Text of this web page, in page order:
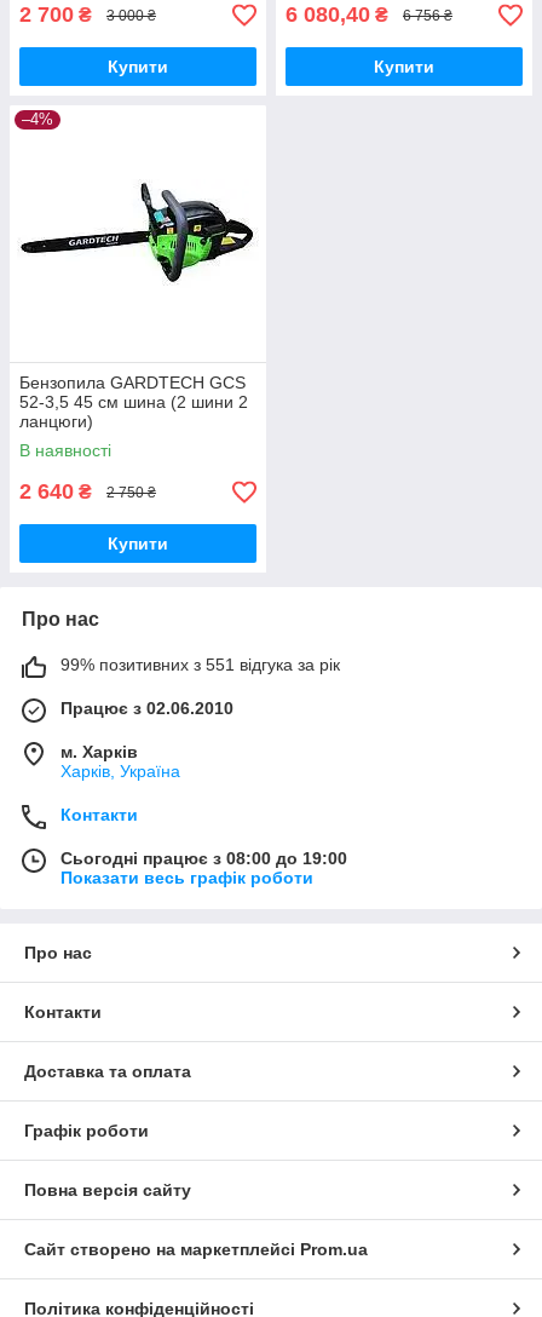
2 700 ₴ 3 000 ₴
Купити
6 080,40 ₴ 6 756 ₴
Купити
–4%
Бензопила GARDTECH GCS
52-3,5 45 см шина (2 шини 2
ланцюги)
В наявності
2 640 ₴ 2 750 ₴
Купити
Про нас
99% позитивних з 551 відгука за рік
Працює з 02.06.2010
м. Харків
Харків, Україна
Контакти
Сьогодні працює з 08:00 до 19:00
Показати весь графік роботи
Про нас
Контакти
Доставка та оплата
Графік роботи
Повна версія сайту
Сайт створено на маркетплейсі Prom.ua
Політика конфіденційності